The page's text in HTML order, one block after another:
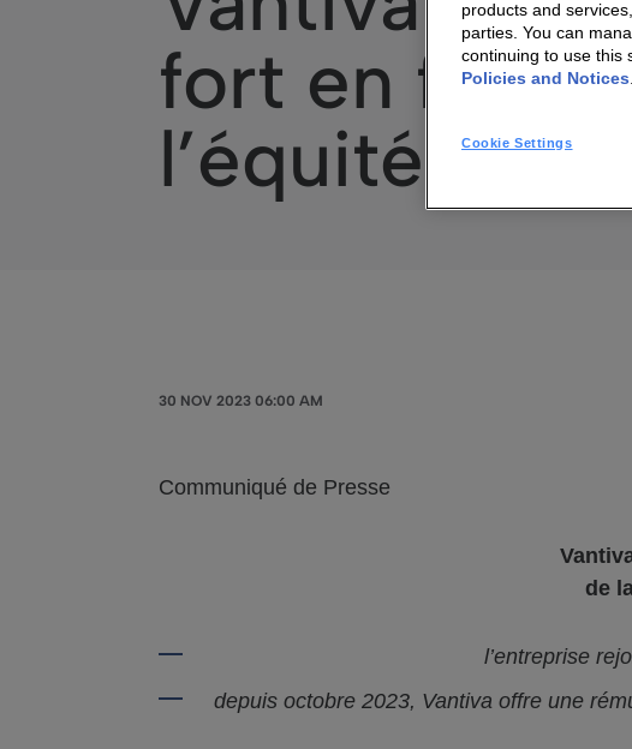
fort en
l’équité et
30 NOV 2023 06:00 AM
Communiqué de Presse
de
l’entreprise
depuis octobre 2023, Vantiva offre une
products and
parties. You can
continuing to use this
Policies and Notices
Cookie Settings